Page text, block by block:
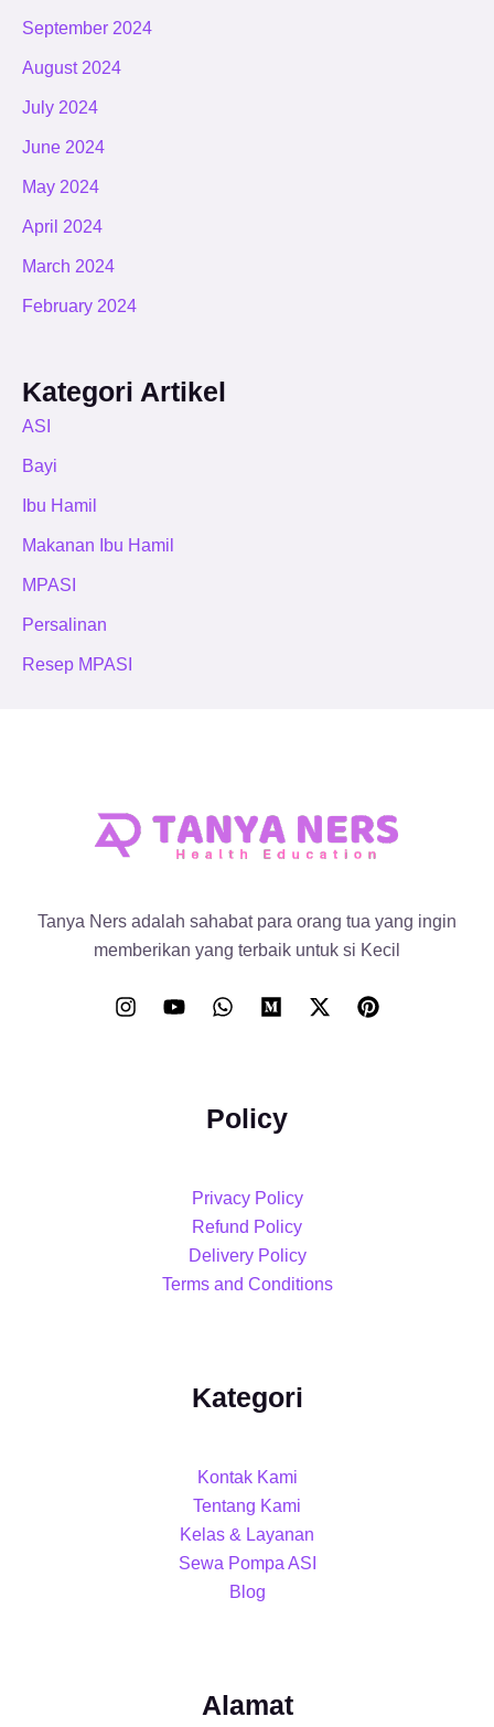
September 2024
August 2024
July 2024
June 2024
May 2024
April 2024
March 2024
February 2024
Kategori Artikel
ASI
Bayi
Ibu Hamil
Makanan Ibu Hamil
MPASI
Persalinan
Resep MPASI
Tanya Ners adalah sahabat para orang tua yang ingin
memberikan yang terbaik untuk si Kecil
Policy
Privacy Policy
Refund Policy
Delivery Policy
Terms and Conditions
Kategori
Kontak Kami
Tentang Kami
Kelas & Layanan
Sewa Pompa ASI
Blog
Alamat